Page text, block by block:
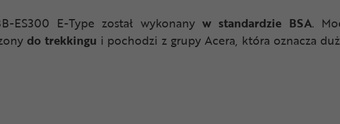
ES300 E-Type został wykonany w standardzie BSA.
do trekkingu i pochodzi z grupy Acera, która oznacza